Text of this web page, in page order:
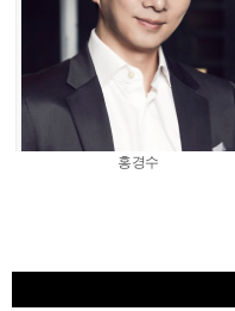
홍경수